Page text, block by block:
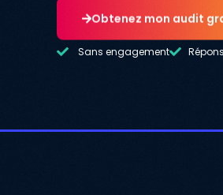
Obtenez mon audit
Sans engagement